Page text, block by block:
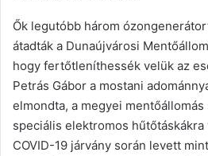
Ők legutóbb három
átadták a Dunaújvárosi
hogy fertőtleníthessék velük az
Petrás Gábor a mostani
elmondta, a megyei
speciális elektromos
COVID-19 járvány során levett